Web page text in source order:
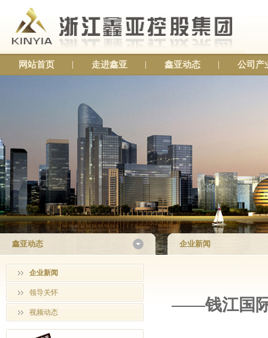
网站首页 走进鑫亚 鑫亚动态 公司产
企业新闻
——钱江国际
鑫亚动态
企业新闻
领导关怀
视频动态